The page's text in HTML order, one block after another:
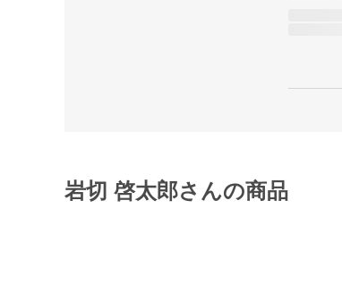
岩切 啓太郎さんの商品